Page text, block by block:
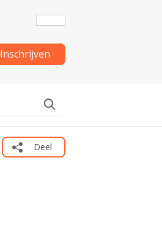
Inschrijven
Deel